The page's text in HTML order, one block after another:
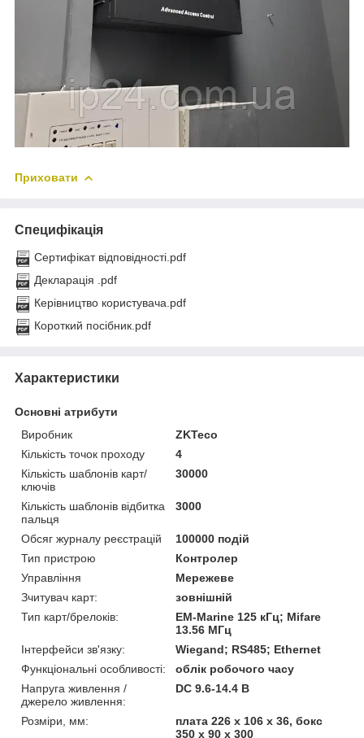
Приховати
Специфікація
Сертифікат відповідності.pdf
Декларація .pdf
Керівництво користувача.pdf
Короткий посібник.pdf
Характеристики
Основні атрибути
Виробник
ZKTeco
Кількість точок проходу
4
Кількість шаблонів карт/
ключів
30000
Кількість шаблонів відбитка
пальця
3000
Обсяг журналу реєстрацій
100000 подій
Тип пристрою
Контролер
Управління
Мережеве
Зчитувач карт:
зовнішній
Тип карт/брелоків:
EM-Marine 125 кГц; Mifare
13.56 МГц
Інтерфейси зв'язку:
Wiegand; RS485; Ethernet
Функціональні особливості:
облік робочого часу
Напруга живлення /
джерело живлення:
DC 9.6-14.4 В
Розміри, мм:
плата 226 х 106 х 36, бокс
350 х 90 х 300